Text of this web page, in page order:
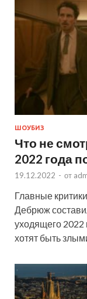
ШОУБИЗ
Что не
2022 года
19.12.2022 - от
Главные
Дебрюж
уходящего 2022
хотят быть